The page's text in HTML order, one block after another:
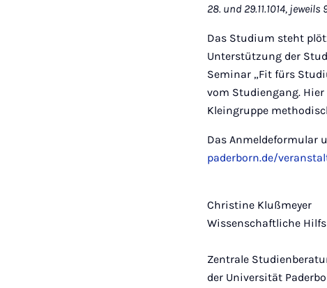
28. und 29.11.1014,
Das Studium steht
Unterstützung der
Seminar „Fit fürs
vom Studiengang.
Kleingruppe
Das Anmeldeformular
paderborn.de/
Christine Klußmeyer
Wissenschaftliche
Zentrale
der Universität